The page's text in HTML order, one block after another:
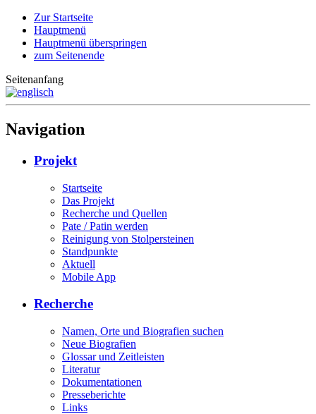
Zur Startseite
Hauptmenü
Hauptmenü überspringen
zum Seitenende
Seitenanfang
Navigation
Projekt
Startseite
Das Projekt
Recherche und Quellen
Pate / Patin werden
Reinigung von Stolpersteinen
Standpunkte
Aktuell
Mobile App
Recherche
Namen, Orte und Biografien suchen
Neue Biografien
Glossar und Zeitleisten
Literatur
Dokumentationen
Presseberichte
Links